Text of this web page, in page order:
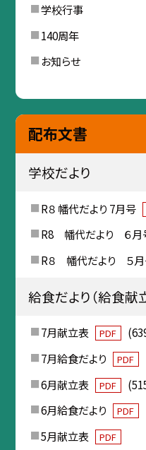
学校行事
140周年
お知らせ
配布文書
学校だより
R８ 幡代だより 7月号
R8 幡代だより ６月
R８ 幡代だより ５
給食だより（給食献
7月献立表 PDF
7月給食だより
PDF
6月献立表
PDF
6月給食だより
PDF
5月献立表
PDF